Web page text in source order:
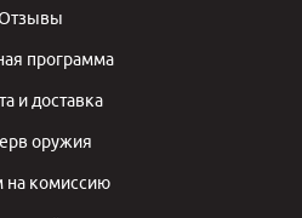
программа
и доставка
оружия
на комиссию